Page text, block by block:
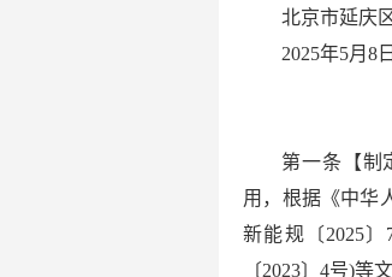
北京市延庆
2025年5月8日
第一条【制
用，根据《中华
新能规〔2025
〔2023〕4号)等